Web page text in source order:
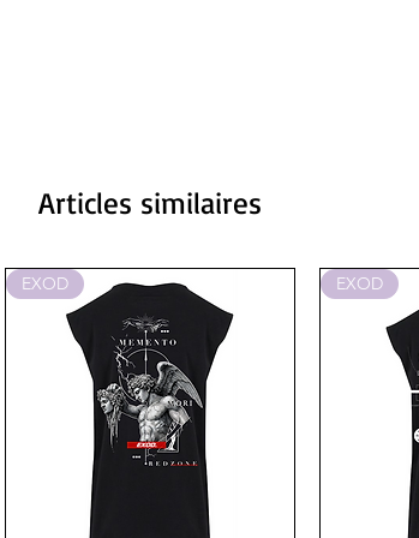
Articles similaires
EXOD EXOD